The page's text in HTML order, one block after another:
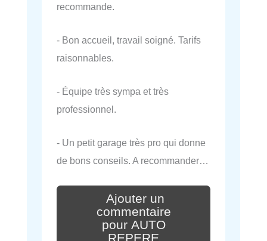
recommande.
- Bon accueil, travail soigné. Tarifs
raisonnables.
- Équipe très sympa et très
professionnel.
- Un petit garage très pro qui donne
de bons conseils. A recommander…
Ajouter un
commentaire
pour AUTO
REPERE